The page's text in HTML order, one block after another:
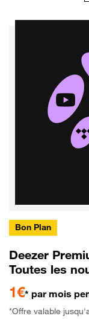
Bon Plan
Deezer
Toutes les
1€* par mois
*Offre valable